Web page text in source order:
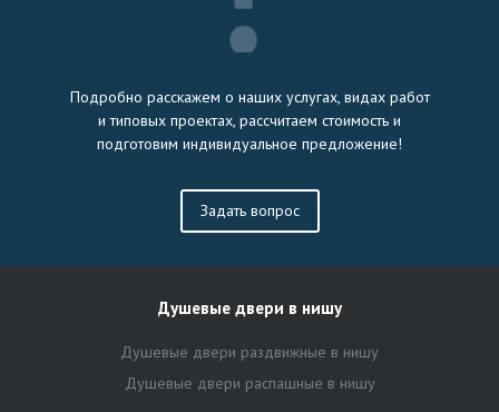
Подробно расскажем о наших услугах, видах работ
и типовых проектах, рассчитаем стоимость и
подготовим индивидуальное предложение!
Задать вопрос
Душевые двери в нишу
Душевые двери раздвижные в нишу
Душевые двери распашные в нишу